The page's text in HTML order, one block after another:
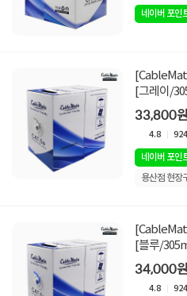
네이버 포인
[그레이/
33,800원
4.8
네이버 포인
용산점 현장
[블루/
34,000원
4.8